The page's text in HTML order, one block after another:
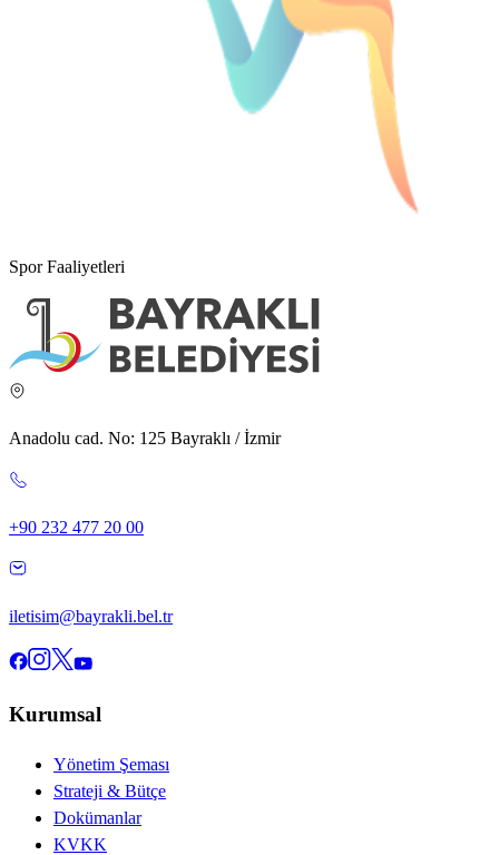
Spor Faaliyetleri
Anadolu cad. No: 125 Bayraklı / İzmir
+90 232 477 20 00
iletisim@bayrakli.bel.tr
Kurumsal
Yönetim Şeması
Strateji & Bütçe
Dokümanlar
KVKK